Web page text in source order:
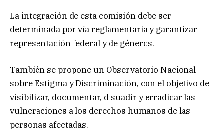
La integración de esta comisión debe ser
determinada por vía reglamentaria y garantizar
representación federal y de géneros.
También se propone un Observatorio Nacional
sobre Estigma y Discriminación, con el objetivo de
visibilizar, documentar, disuadir y erradicar las
vulneraciones a los derechos humanos de las
personas afectadas.